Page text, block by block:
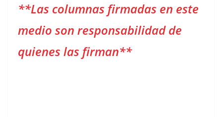
**Las columnas firmadas en este
medio son responsabilidad de
quienes las firman**